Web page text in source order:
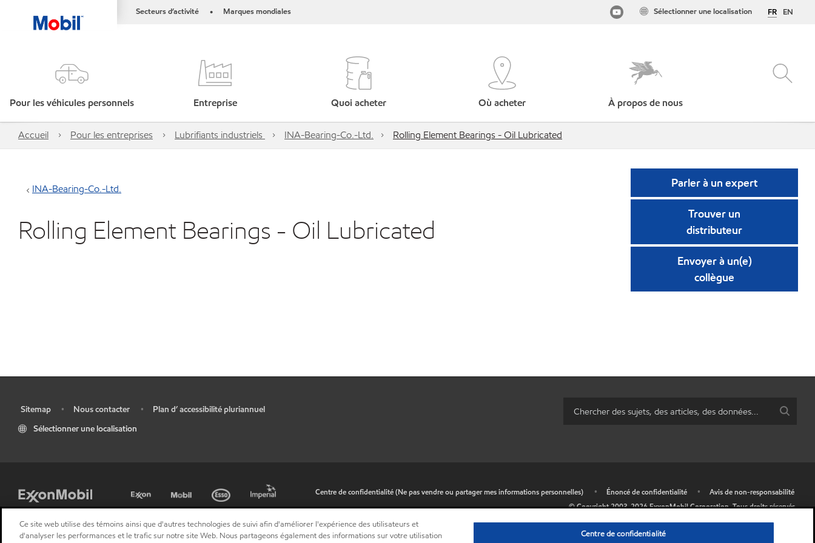
Secteurs d’activité • Marques mondiales FR EN
Sélectionner une localisation
Pour les véhicules personnels Entreprise Quoi acheter Où acheter À propos de nous
Accueil Pour les entreprises Lubrifiants industriels INA-Bearing-Co.-Ltd. Rolling Element Bearings - Oil Lubricated
INA-Bearing-Co.-Ltd.
Rolling Element Bearings - Oil Lubricated
Parler à un expert
Trouver un
distributeur
Envoyer à un(e)
collègue
Sitemap • Nous contacter •
Plan d’ accessibilité pluriannuel
Sélectionner une localisation
Centre de confidentialité (Ne pas vendre ou partager mes informations personnelles) • Énoncé de confidentialité •
Avis de non-responsabilité
© Copyright 2003-2026ExxonMobil Corporation.Tous droits réservés.
Ce site web utilise des témoins ainsi que d'autres technologies de suivi afin d'améliorer l'expérience des utilisateurs et
d'analyser les performances et le trafic sur notre site Web. Nous partageons également des informations sur votre utilisation
Centre de confidentialité